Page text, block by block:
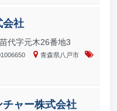
会社
代字元木26番地3
青森県八戸市
ャー株式会社